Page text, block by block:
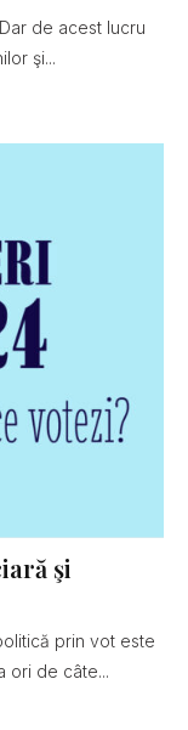
de acest lucru
şi...
şi
prin vot este
ori de câte...